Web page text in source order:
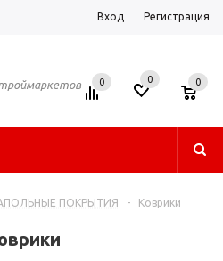
Вход Регистрация
0 0 0
ПОКРЫТИЯ - Коврики